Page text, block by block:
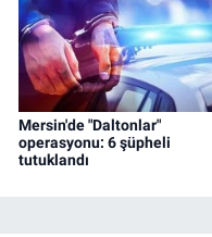
Mersin'de "Daltonlar"
operasyonu: 6 şüpheli
tutuklandı